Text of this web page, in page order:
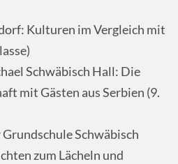
Kulturen im Vergleich mit
Schwäbisch Hall: Die
mit Gästen aus Serbien (9.
Schwäbisch
zum Lächeln und